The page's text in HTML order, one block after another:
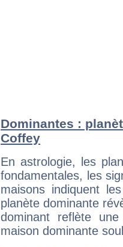
Dominantes :
Coffey
En astrologie, les
fondamentales, les
maisons indiquent
planète dominante
dominant reflète
maison dominante